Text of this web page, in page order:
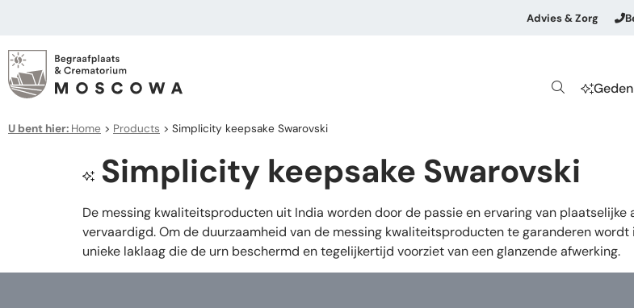
Advies & Zorg
U bent hier: Home > Products > Simplicity keepsake Swarovski
Simplicity keepsake Swarovski
De messing kwaliteitsproducten uit India worden door de passie en ervaring van
vervaardigd. Om de duurzaamheid van de messing kwaliteitsproducten te garanderen
unieke laklaag die de urn beschermd en tegelijkertijd voorziet van een glanzende afwerking.